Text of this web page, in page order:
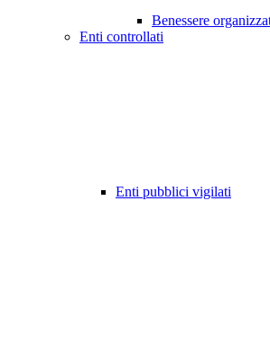
Benessere
Enti controllati
Enti pubblici vigilati